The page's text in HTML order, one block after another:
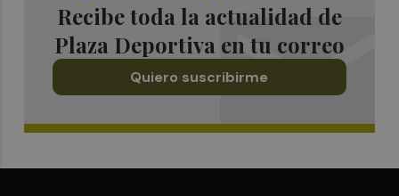
Recibe toda la actualidad de
Plaza Deportiva en tu correo
Quiero suscribirme